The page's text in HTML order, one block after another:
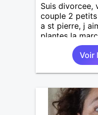
Suis divorcee,
couple 2
a st pierre, j
plantes la
voyages
Voir